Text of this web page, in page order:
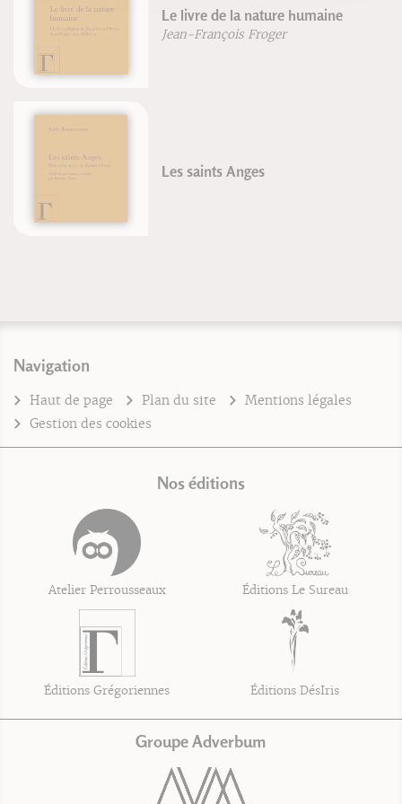
Le livre de la nature humaine
Jean-François Froger
Les saints Anges
Navigation
Haut de page Plan du site
Mentions légales
Gestion des cookies
Nos éditions
Atelier Perrousseaux Éditions Le Sureau
Éditions Grégoriennes Éditions DésIris
Groupe Adverbum